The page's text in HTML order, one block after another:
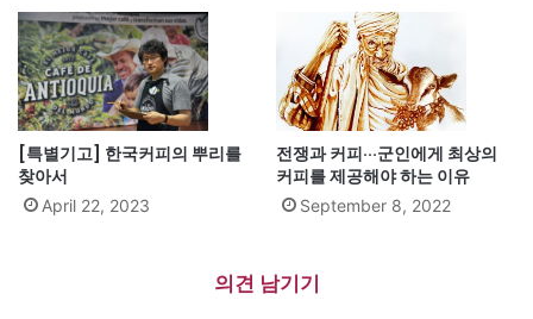
[특별기고] 한국커피의 뿌리를
찾아서
April 22, 2023
전쟁과 커피···군인에게 최상의
커피를 제공해야 하는 이유
September 8, 2022
의견 남기기